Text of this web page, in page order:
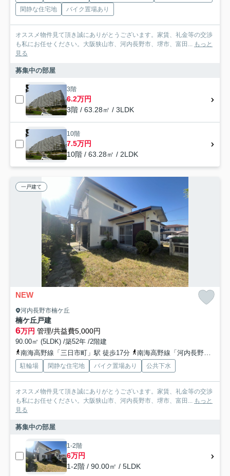
閑静な住宅地
バイク置場あり
オススメ物件見て頂き誠にありがとうございます。家賃、礼金等の交渉
も私にお任せください。大阪狭山市、河内長野市、堺市、富田...
もっと
見る
募集中の部屋
3階
6.2万円
3階 / 63.28㎡ / 3LDK
10階
7.5万円
10階 / 63.28㎡ / 2LDK
一戸建て
NEW
河内長野市楠ケ丘
楠ケ丘戸建
6万円 管理/共益費5,000円
90.00㎡ (5LDK) /築52年 /2階建
南海高野線「三日市町」駅 徒歩17分
南海高野線「河内長野」駅 徒歩22分
駐輪場 閑静な住宅地 バイク置場あり 公共下水
オススメ物件見て頂き誠にありがとうございます。家賃、礼金等の交渉
も私にお任せください。大阪狭山市、河内長野市、堺市、富田...
もっと
見る
募集中の部屋
1-2階
6万円
1-2階 / 90.00㎡ / 5LDK